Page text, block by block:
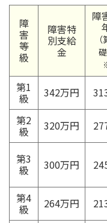
障
害
等
級
障害特
別支給
金
障
第1
級 342万円
第2
級 320万円
第3
級 300万円
第4
級 264万円